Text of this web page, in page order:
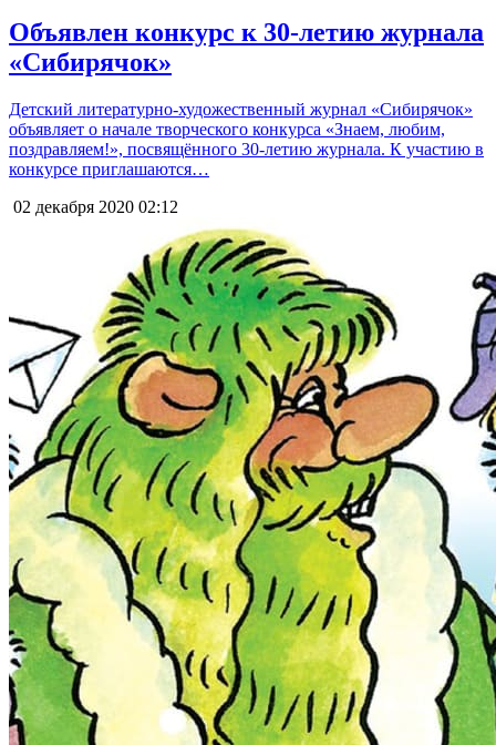
Объявлен конкурс к 30-летию журнала
«Сибирячок»
Детский литературно-художественный журнал «Сибирячок»
объявляет о начале творческого конкурса «Знаем, любим,
поздравляем!», посвящённого 30-летию журнала. К участию в
конкурсе приглашаются…
02 декабря 2020 02:12